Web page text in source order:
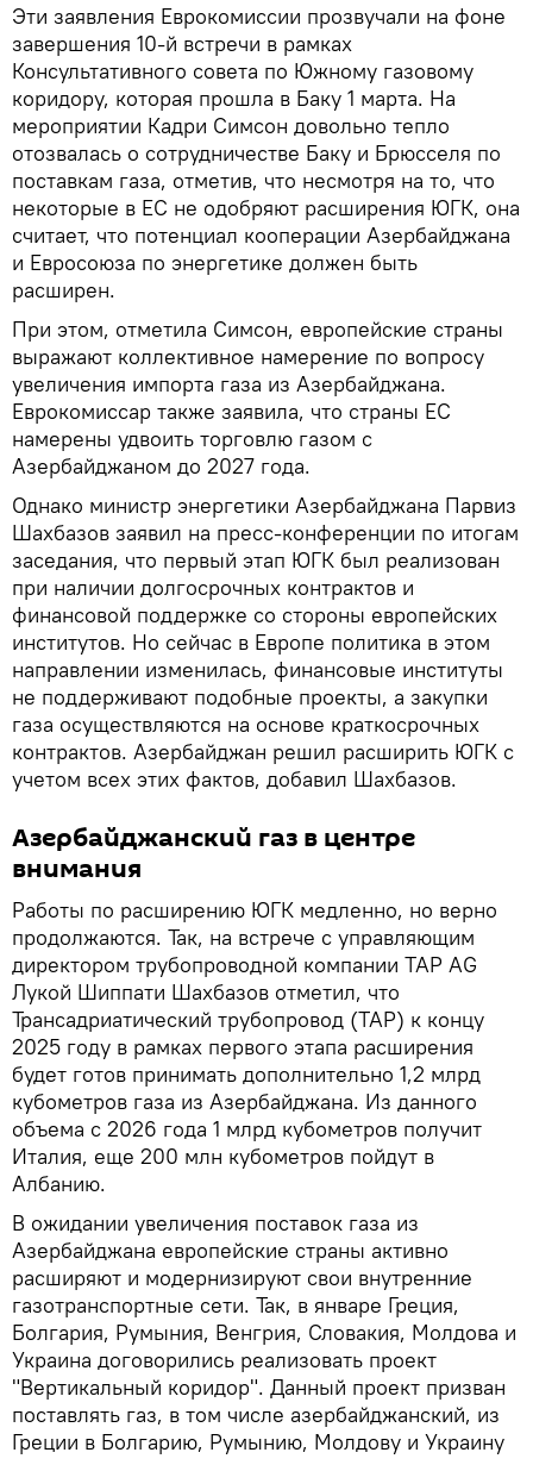
Эти заявления Еврокомиссии прозвучали на фоне
завершения 10-й встречи в рамках
Консультативного совета по Южному газовому
коридору, которая прошла в Баку 1 марта. На
мероприятии Кадри Симсон довольно тепло
отозвалась о сотрудничестве Баку и Брюсселя по
поставкам газа, отметив, что несмотря на то, что
некоторые в ЕС не одобряют расширения ЮГК, она
считает, что потенциал кооперации Азербайджана
и Евросоюза по энергетике должен быть
расширен.
При этом, отметила Симсон, европейские страны
выражают коллективное намерение по вопросу
увеличения импорта газа из Азербайджана.
Еврокомиссар также заявила, что страны ЕС
намерены удвоить торговлю газом с
Азербайджаном до 2027 года.
Однако министр энергетики Азербайджана Парвиз
Шахбазов заявил на пресс-конференции по итогам
заседания, что первый этап ЮГК был реализован
при наличии долгосрочных контрактов и
финансовой поддержке со стороны европейских
институтов. Но сейчас в Европе политика в этом
направлении изменилась, финансовые институты
не поддерживают подобные проекты, а закупки
газа осуществляются на основе краткосрочных
контрактов. Азербайджан решил расширить ЮГК с
учетом всех этих фактов, добавил Шахбазов.
Азербайджанский газ в центре
внимания
Работы по расширению ЮГК медленно, но верно
продолжаются. Так, на встрече с управляющим
директором трубопроводной компании TAP AG
Лукой Шиппати Шахбазов отметил, что
Трансадриатический трубопровод (TAP) к концу
2025 году в рамках первого этапа расширения
будет готов принимать дополнительно 1,2 млрд
кубометров газа из Азербайджана. Из данного
объема с 2026 года 1 млрд кубометров получит
Италия, еще 200 млн кубометров пойдут в
Албанию.
В ожидании увеличения поставок газа из
Азербайджана европейские страны активно
расширяют и модернизируют свои внутренние
газотранспортные сети. Так, в январе Греция,
Болгария, Румыния, Венгрия, Словакия, Молдова и
Украина договорились реализовать проект
"Вертикальный коридор". Данный проект призван
поставлять газ, в том числе азербайджанский, из
Греции в Болгарию, Румынию, Молдову и Украину